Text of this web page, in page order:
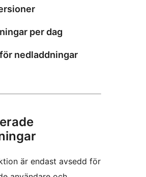
per dag
nedladdningar
är endast avsedd för